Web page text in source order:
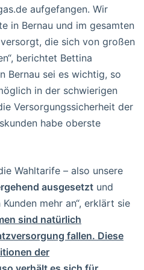
aufgefangen. Wir
in Bernau und im gesamten
die sich von großen
berichtet Bettina
Bernau sei es wichtig, so
in der schwierigen
Versorgungssicherheit der
habe oberste
Wahltarife – also unsere
ausgesetzt und
mehr an“, erklärt sie
sind natürlich
fallen. Diese
der